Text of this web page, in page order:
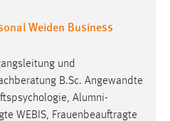
Weiden Business
und
B.Sc. Angewandte
Alumni-
WEBIS, Frauenbeauftragte
Sprache der Website.